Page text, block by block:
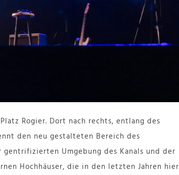
Rogier. Dort nach rechts, entlang des
den neu gestalteten Bereich des
Umgebung des Kanals und der
Hochhäuser, die in den letzten Jahren hier